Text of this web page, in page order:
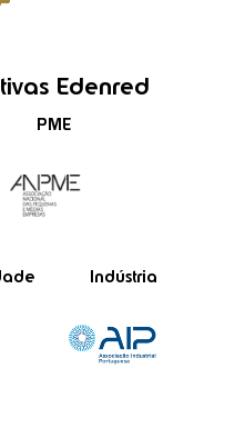
Edenred
PME
Indústria